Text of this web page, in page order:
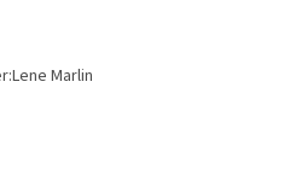
Marlin